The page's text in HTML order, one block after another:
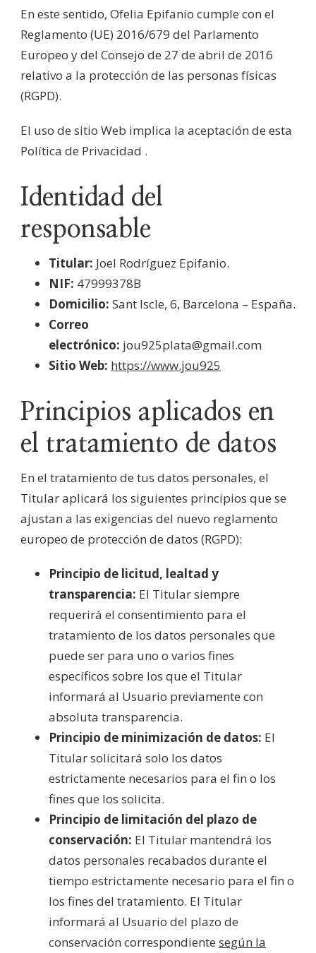
En este sentido, Ofelia Epifanio cumple con el
Reglamento (UE) 2016/679 del Parlamento
Europeo y del Consejo de 27 de abril de 2016
relativo a la protección de las personas físicas
(RGPD).
El uso de sitio Web implica la aceptación de esta
Política de Privacidad .
Identidad del
responsable
Titular: Joel Rodríguez Epifanio.
NIF: 47999378B
Domicilio: Sant Iscle, 6, Barcelona – España.
Correo
electrónico: jou925plata@gmail.com
Sitio Web: https://www.jou925
Principios aplicados en
el tratamiento de datos
En el tratamiento de tus datos personales, el
Titular aplicará los siguientes principios que se
ajustan a las exigencias del nuevo reglamento
europeo de protección de datos (RGPD):
Principio de licitud, lealtad y
transparencia: El Titular siempre
requerirá el consentimiento para el
tratamiento de los datos personales que
puede ser para uno o varios fines
específicos sobre los que el Titular
informará al Usuario previamente con
absoluta transparencia.
Principio de minimización de datos: El
Titular solicitará solo los datos
estrictamente necesarios para el fin o los
fines que los solicita.
Principio de limitación del plazo de
conservación: El Titular mantendrá los
datos personales recabados durante el
tiempo estrictamente necesario para el fin o
los fines del tratamiento. El Titular
informará al Usuario del plazo de
conservación correspondiente según la